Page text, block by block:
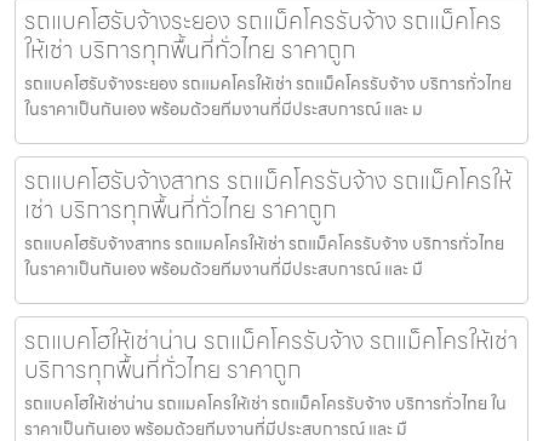
รถแบคโฮรับจ้างระยอง รถแม็คโครรับจ้าง รถแม็คโคร
ให้เช่า บริการทุกพื้นที่ทั่วไทย ราคาถูก
รถแบคโฮรับจ้างระยอง รถแมคโครให้เช่า รถแม็คโครรับจ้าง บริการทั่วไทย
ในราคาเป็นกันเอง พร้อมด้วยทีมงานที่มีประสบการณ์ และ ม
รถแบคโฮรับจ้างสาทร รถแม็คโครรับจ้าง รถแม็คโครให้
เช่า บริการทุกพื้นที่ทั่วไทย ราคาถูก
รถแบคโฮรับจ้างสาทร รถแมคโครให้เช่า รถแม็คโครรับจ้าง บริการทั่วไทย
ในราคาเป็นกันเอง พร้อมด้วยทีมงานที่มีประสบการณ์ และ มื
รถแบคโฮให้เช่าน่าน รถแม็คโครรับจ้าง รถแม็คโครให้เช่า
บริการทุกพื้นที่ทั่วไทย ราคาถูก
รถแบคโฮให้เช่าน่าน รถแมคโครให้เช่า รถแม็คโครรับจ้าง บริการทั่วไทย ใน
ราคาเป็นกันเอง พร้อมด้วยทีมงานที่มีประสบการณ์ และ มื